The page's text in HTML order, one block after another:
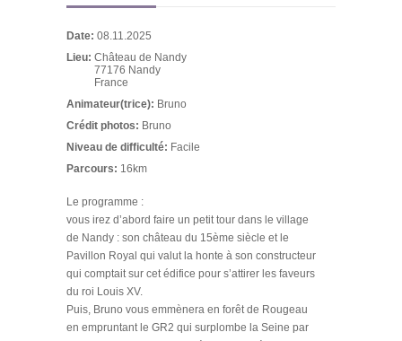
Date: 08.11.2025
Lieu: Château de Nandy
77176 Nandy
France
Animateur(trice): Bruno
Crédit photos: Bruno
Niveau de difficulté: Facile
Parcours: 16km
Le programme :
vous irez d’abord faire un petit tour dans le village
de Nandy : son château du 15ème siècle et le
Pavillon Royal qui valut la honte à son constructeur
qui comptait sur cet édifice pour s’attirer les faveurs
du roi Louis XV.
Puis, Bruno vous emmènera en forêt de Rougeau
en empruntant le GR2 qui surplombe la Seine par